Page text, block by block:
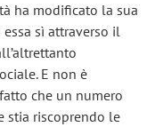
ha modificato la sua
sì attraverso il
E non è
che un numero
stia riscoprendo le